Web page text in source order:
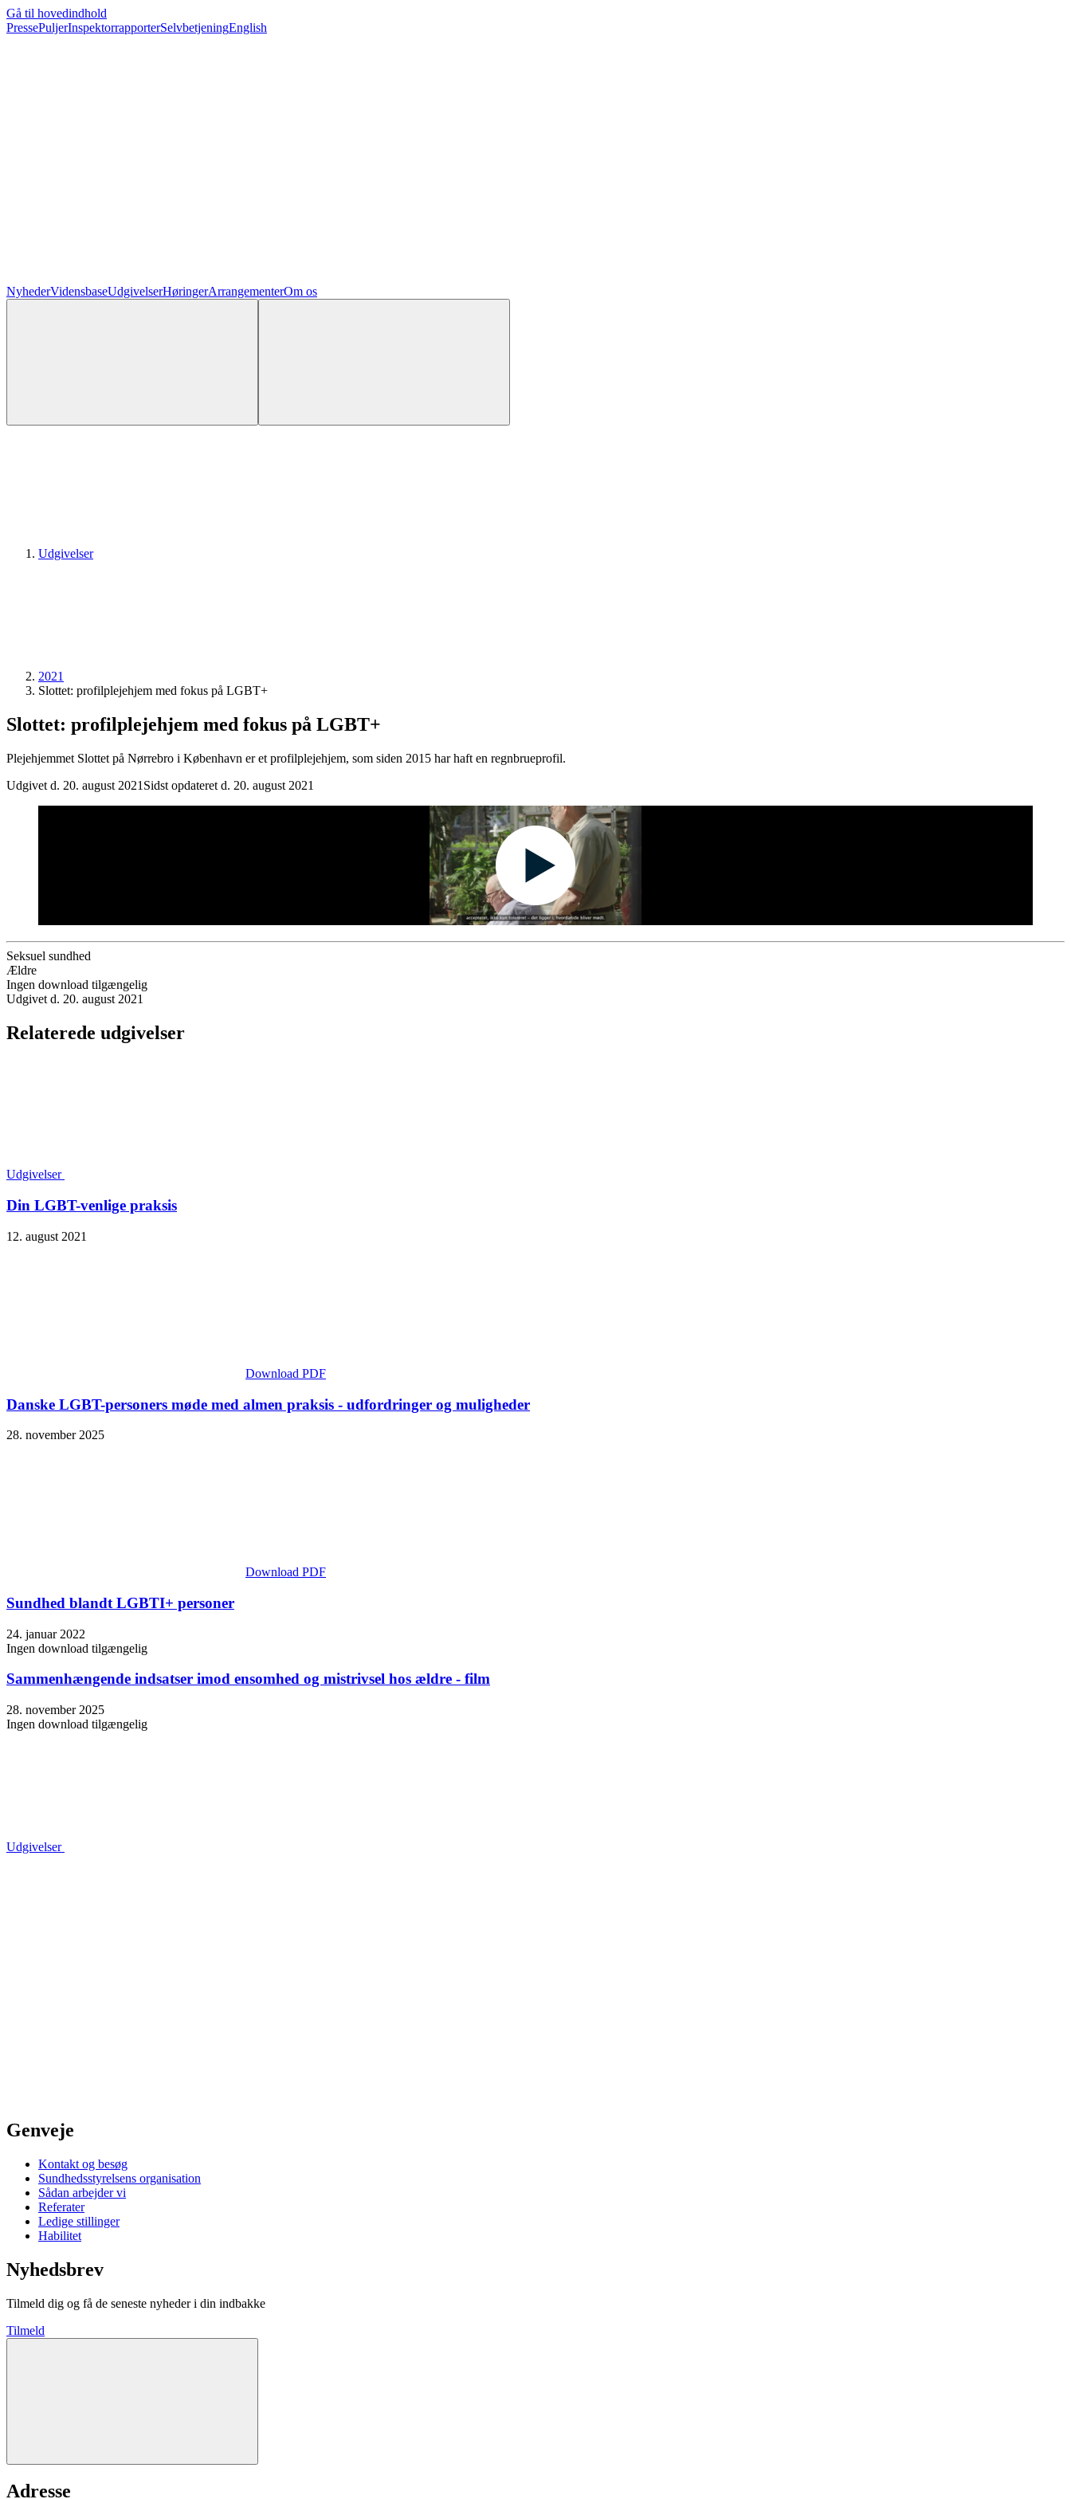
Gå til hovedindhold
PressePuljerInspektorrapporterSelvbetjeningEnglish
NyhederVidensbaseUdgivelserHøringerArrangementerOm os
Udgivelser
2021
Slottet: profilplejehjem med fokus på LGBT+
Slottet: profilplejehjem med fokus på LGBT+
Plejehjemmet Slottet på Nørrebro i København er et profilplejehjem, som siden 2015 har haft en regnbrueprofil.
Udgivet d. 20. august 2021 Sidst opdateret d. 20. august 2021
Seksuel sundhed
Ældre
Ingen download tilgængelig
Udgivet d. 20. august 2021
Relaterede udgivelser
Udgivelser
Din LGBT-venlige praksis
12. august 2021
Download PDF
Danske LGBT-personers møde med almen praksis - udfordringer og muligheder
28. november 2025
Download PDF
Sundhed blandt LGBTI+ personer
24. januar 2022
Ingen download tilgængelig
Sammenhængende indsatser imod ensomhed og mistrivsel hos ældre - film
28. november 2025
Ingen download tilgængelig
Udgivelser
Genveje
Kontakt og besøg
Sundhedsstyrelsens organisation
Sådan arbejder vi
Referater
Ledige stillinger
Habilitet
Nyhedsbrev
Tilmeld dig og få de seneste nyheder i din indbakke
Tilmeld
Adresse